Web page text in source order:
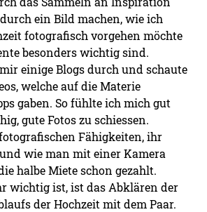
ein Bild machen, wie ich
fotografisch vorgehen möchte
besonders wichtig sind.
einige Blogs durch und schaute
welche auf die Materie
gaben. So fühlte ich mich gut
gute Fotos zu schiessen.
Fähigkeiten, ihr
wie man mit einer Kamera
halbe Miete schon gezahlt.
wichtig ist, ist das Abklären der
der Hochzeit mit dem Paar.